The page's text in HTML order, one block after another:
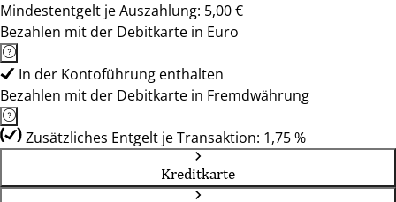
Mindestentgelt je Auszahlung: 5,00 €
Bezahlen mit der Debitkarte in Euro
In der Kontoführung enthalten
Bezahlen mit der Debitkarte in Fremdwährung
Zusätzliches Entgelt je Transaktion: 1,75 %
Kreditkarte